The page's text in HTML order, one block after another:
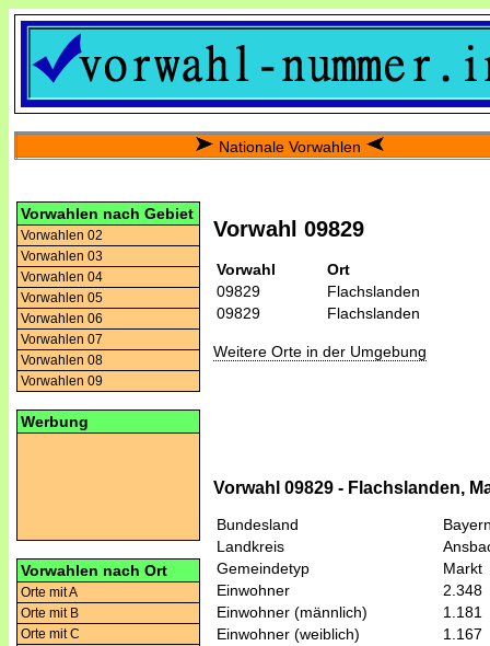
Nationale Vorwahlen
Vorwahlen nach Gebiet
Vorwahlen 02
Vorwahlen 03
Vorwahlen 04
Vorwahlen 05
Vorwahlen 06
Vorwahlen 07
Vorwahlen 08
Vorwahlen 09
Werbung
Vorwahlen nach Ort
Orte mit A
Orte mit B
Orte mit C
Vorwahl 09829
Vorwahl
Ort
09829
Flachslanden
09829
Flachslanden
Weitere Orte in der Umgebung
Vorwahl 09829 - Flachslanden,
Bundesland
Landkreis
Gemeindetyp
Markt
Einwohner
2.348
Einwohner (männlich)
1.181
Einwohner (weiblich)
1.167